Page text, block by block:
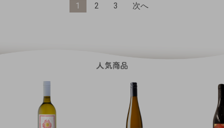
1 2 3 次へ